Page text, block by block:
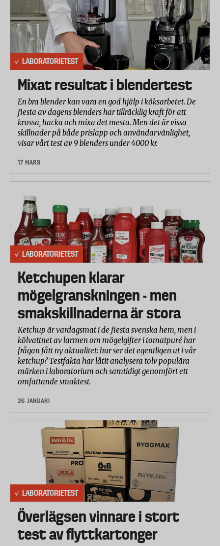
LABORATORIETEST
Mixat resultat i blendertest
En bra blender kan vara en god hjälp i köksarbetet. De
flesta av dagens blenders har tillräcklig kraft för att
krossa, hacka och mixa det mesta. Men det är vissa
skillnader på både prislapp och användarvänlighet,
visar vårt test av 9 blenders under 4000 kr.
17 MARS
LABORATORIETEST
Ketchupen klarar
mögelgranskningen - men
smakskillnaderna är stora
Ketchup är vardagsmat i de flesta svenska hem, men i
kölvattnet av larmen om mögelgifter i tomatpuré har
frågan fått ny aktualitet: hur ser det egentligen ut i vår
ketchup? Testfakta har låtit analysera tolv populära
märken i laboratorium och samtidigt genomfört ett
omfattande smaktest.
26 JANUARI
LABORATORIETEST
Överlägsen vinnare i stort
test av flyttkartonger